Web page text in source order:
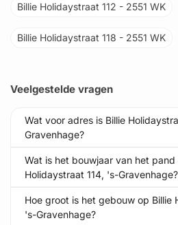
Billie Holidaystraat 112 - 2551 WK
Billie Holidaystraat 118 - 2551 WK
Veelgestelde vragen
Wat voor adres is Billie
Gravenhage?
Wat is het bouwjaar van het pand
Holidaystraat 114, 's-Gravenhage?
Hoe groot is het gebouw op Billie
's-Gravenhage?